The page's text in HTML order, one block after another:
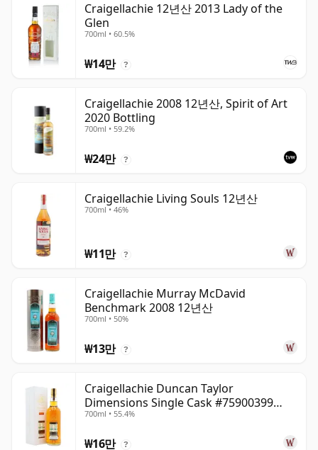
Craigellachie 12년산 2013 Lady of the
Glen
700ml • 60.5%
₩14만 ?
Craigellachie 2008 12년산, Spirit of Art
2020 Bottling
700ml • 59.2%
₩24만 ?
Craigellachie Living Souls 12년산
700ml • 46%
₩11만 ?
Craigellachie Murray McDavid
Benchmark 2008 12년산
700ml • 50%
₩13만 ?
Craigellachie Duncan Taylor
Dimensions Single Cask #75900399
2008 12년산
700ml • 55.4%
₩16만 ?